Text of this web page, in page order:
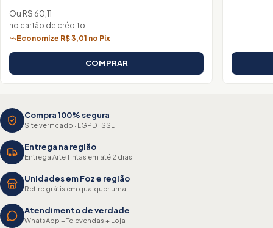
Ou R$ 60,11
no cartão de crédito
Economize R$ 3,01 no Pix
COMPRAR
Compra 100% segura
Site verificado · LGPD · SSL
Entrega na região
Entrega Arte Tintas em até 2 dias
Unidades em Foz e região
Retire grátis em qualquer uma
Atendimento de verdade
WhatsApp + Televendas + Loja